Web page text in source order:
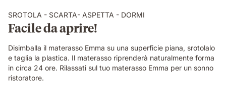
SROTOLA - SCARTA- ASPETTA - DORMI
Facile da aprire!
Disimballa il materasso Emma su una superficie piana, srotolalo
e taglia la plastica. Il materasso riprenderà naturalmente forma
in circa 24 ore. Rilassati sul tuo materasso Emma per un sonno
ristoratore.